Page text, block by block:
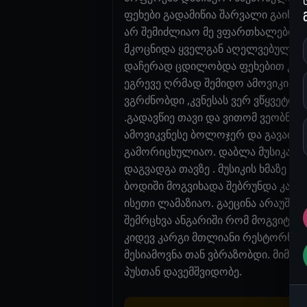
ფეხები გადამიწია შარვალი
არ შემიძლიაო მე ვფართხალებდი
მკოცნიდა ყველგან აღელვებული
დაჩერად ცდილობდა ფეხებით
ეგრევე ღრმად შემიდო
ვგრძნობდი ,კვნესას ვერ
.გადავწიე თავი და ვითომ
ამოვიკვნესე ბოლოჯერ და
გამორიცხულიაო. დაბლა მუსიკა
დაგვადგა თავზე . მუსიკის ხმაზე
ბოდიში მოგვიხადა შებრუნდა
ისეთი ლამაზიაო. გაეცინა
შემრცხვა ანგარიში რომ
კიდევ კარგი მთლიანი რესტორნის
მესიამოვნა თან ვბრაზობდი.
პუსთან დავემშვიდობე.